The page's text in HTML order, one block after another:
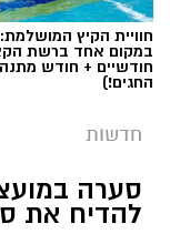
חוויית הקיץ
במקום אחד ברשת
חודשיים + חודש
החגים!)
חדשות
סערה
להדיח את